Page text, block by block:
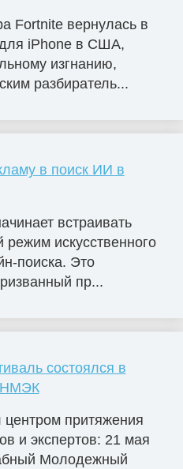
Fortnite вернулась в
iPhone в США,
изгнанию,
разбиратель...
в поиск ИИ в
встраивать
искусственного
поиска. Это
пр...
состоялся в
НМЭК
центром притяжения
и экспертов: 21 мая
Молодежный